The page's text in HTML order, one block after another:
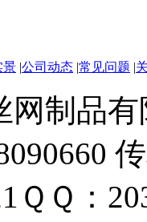
景 |公司动态 |常见问题 |
网制品
ＱＱ：